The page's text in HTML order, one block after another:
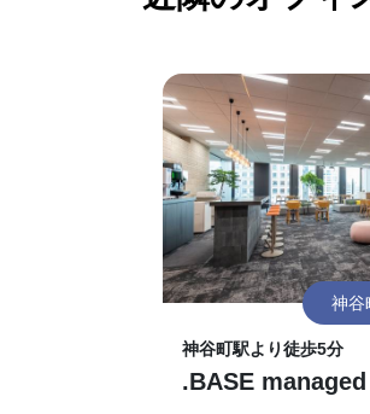
神谷
神谷町駅より徒歩5分
.BASE